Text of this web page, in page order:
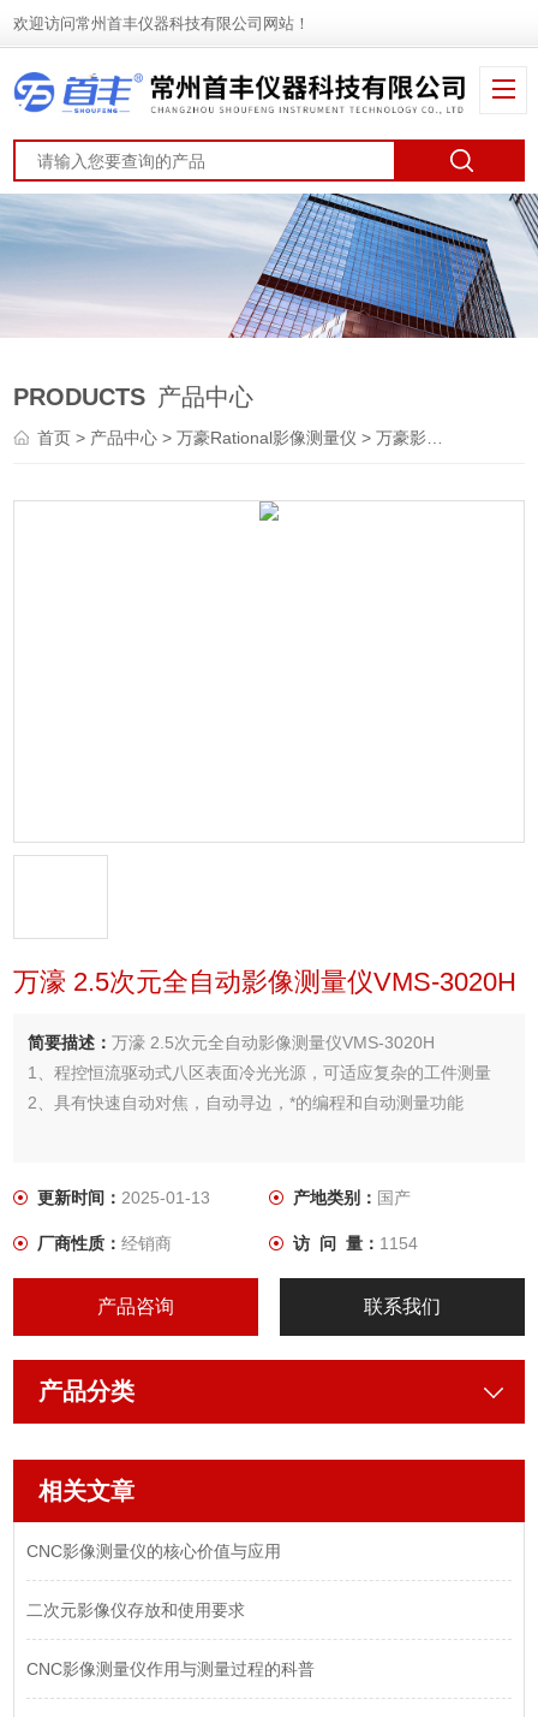
欢迎访问常州首丰仪器科技有限公司网站！
PRODUCTS 产品中心
首页> 产品中心 >万豪Rational影像测量仪 >万豪影像仪
万濠 2.5次元全自动影像测量仪VMS-3020H
简要描述：万濠 2.5次元全自动影像测量仪VMS-3020H
1、程控恒流驱动式八区表面冷光光源，可适应复杂的工件测量
2、具有快速自动对焦，自动寻边，*的编程和自动测量功能
更新时间：2025-01-13 产地类别： 国产
厂商性质：经销商 访 问 量： 1154
产品咨询 联系我们
产品分类
相关文章
CNC影像测量仪的核心价值与应用
二次元影像仪存放和使用要求
CNC影像测量仪作用与测量过程的科普